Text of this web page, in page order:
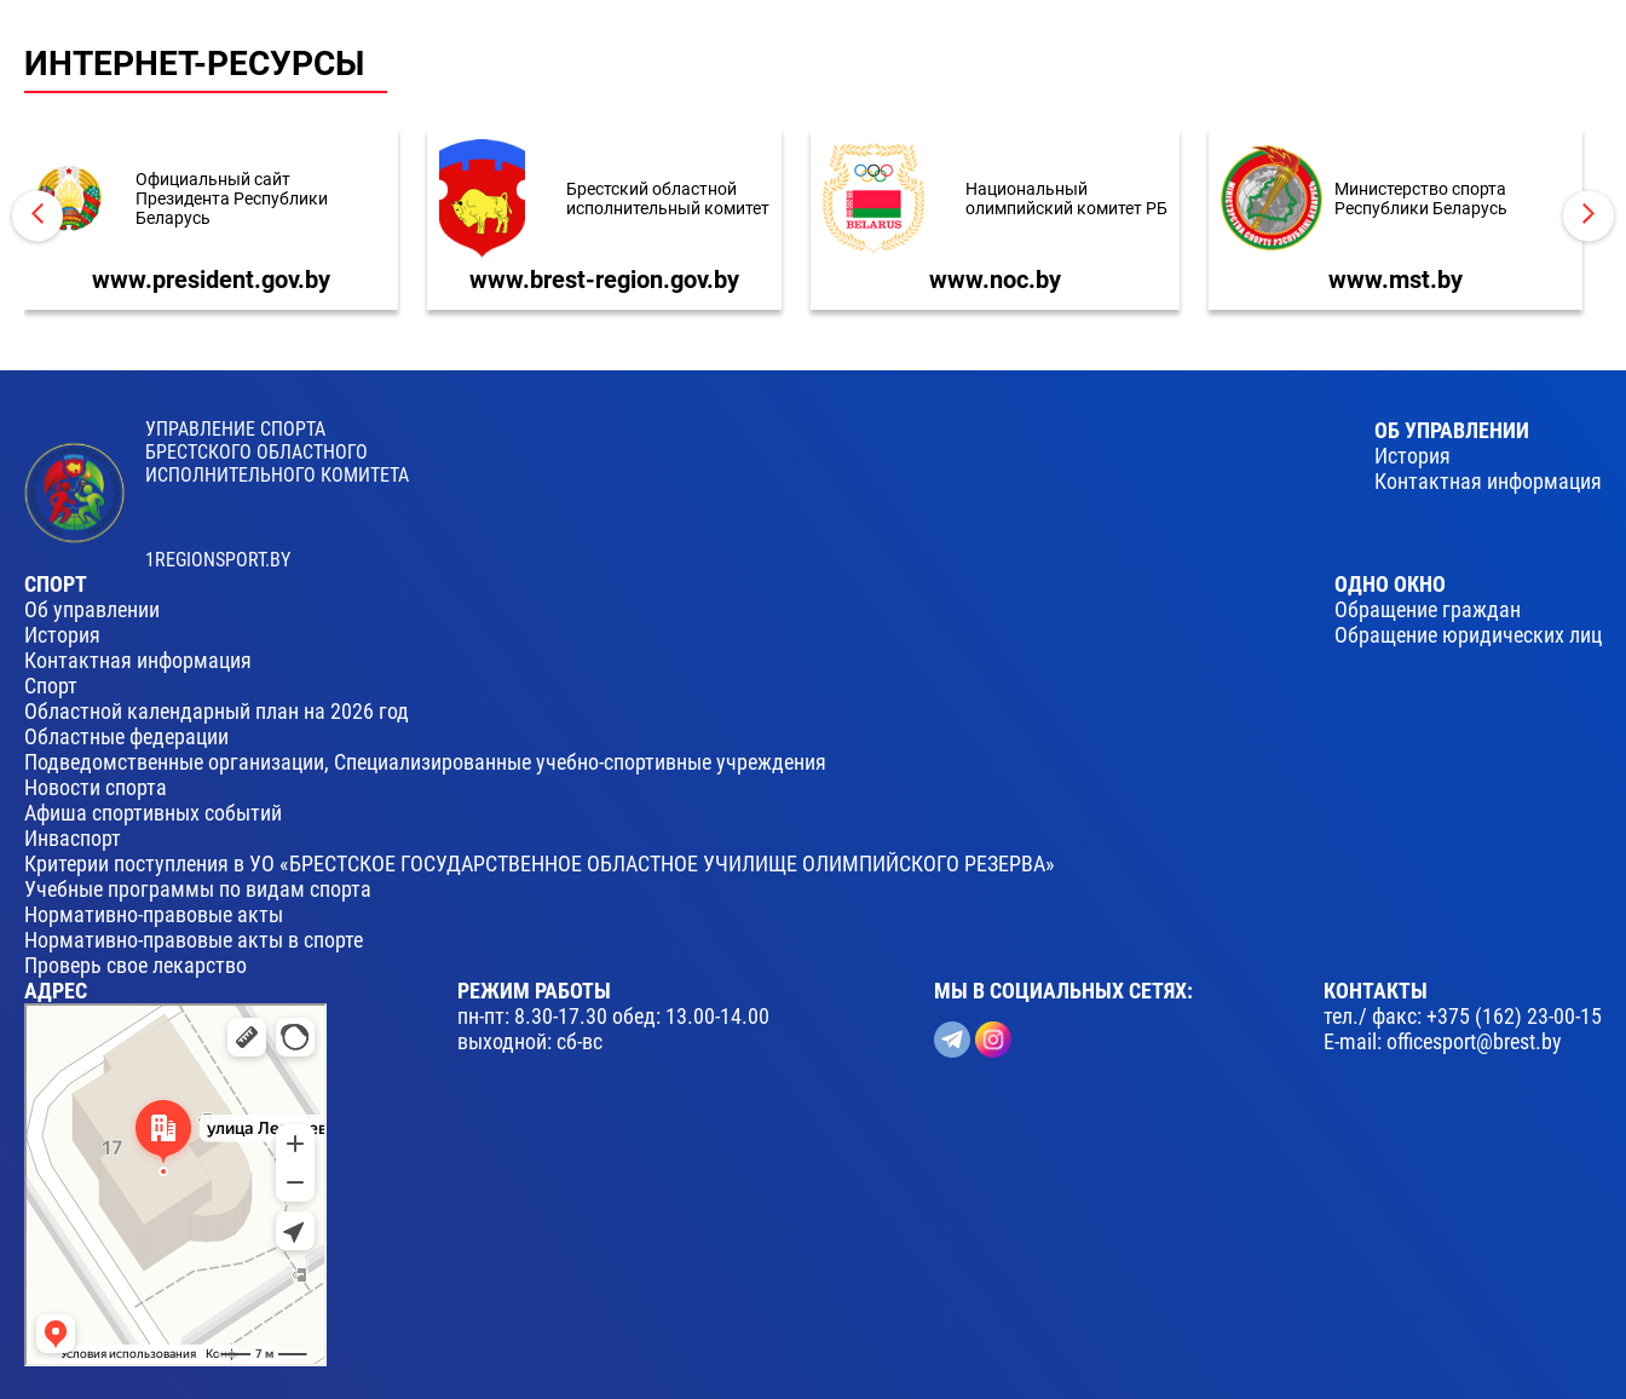
ИНТЕРНЕТ-РЕСУРСЫ
Официальный сайт
Президента Республики
Беларусь
www.president.gov.by
Брестский областной
исполнительный комитет
www.brest-region.gov.by
Национальный
олимпийский комитет РБ
www.noc.by
Министерство спорта
Республики Беларусь
www.mst.by
УПРАВЛЕНИЕ СПОРТА
БРЕСТСКОГО ОБЛАСТНОГО
ИСПОЛНИТЕЛЬНОГО КОМИТЕТА
1REGIONSPORT.BY
ОБ УПРАВЛЕНИИ
История
Контактная информация
СПОРТ
Об управлении
История
Контактная информация
Спорт
Областной календарный план на 2026 год
Областные федерации
Подведомственные организации, Специализированные учебно-спортивные учреждения
Новости спорта
Афиша спортивных событий
Инваспорт
Критерии поступления в УО «БРЕСТСКОЕ ГОСУДАРСТВЕННОЕ ОБЛАСТНОЕ УЧИЛИЩЕ ОЛИМПИЙСКОГО РЕЗЕРВА»
Учебные программы по видам спорта
Нормативно-правовые акты
Нормативно-правовые акты в спорте
Проверь свое лекарство
ОДНО ОКНО
Обращение граждан
Обращение юридических лиц
АДРЕС
Брест
Улица Леваневского, 17 — Яндекс Карты
РЕЖИМ РАБОТЫ
пн-пт: 8.30-17.30 обед: 13.00-14.00
выходной: сб-вс
МЫ В СОЦИАЛЬНЫХ СЕТЯХ:
КОНТАКТЫ
тел./ факс:+375 (162) 23-00-15
E-mail:officesport@brest.by